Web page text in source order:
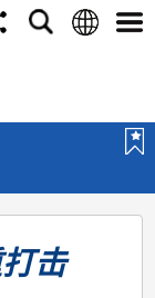
搜
语
选
击